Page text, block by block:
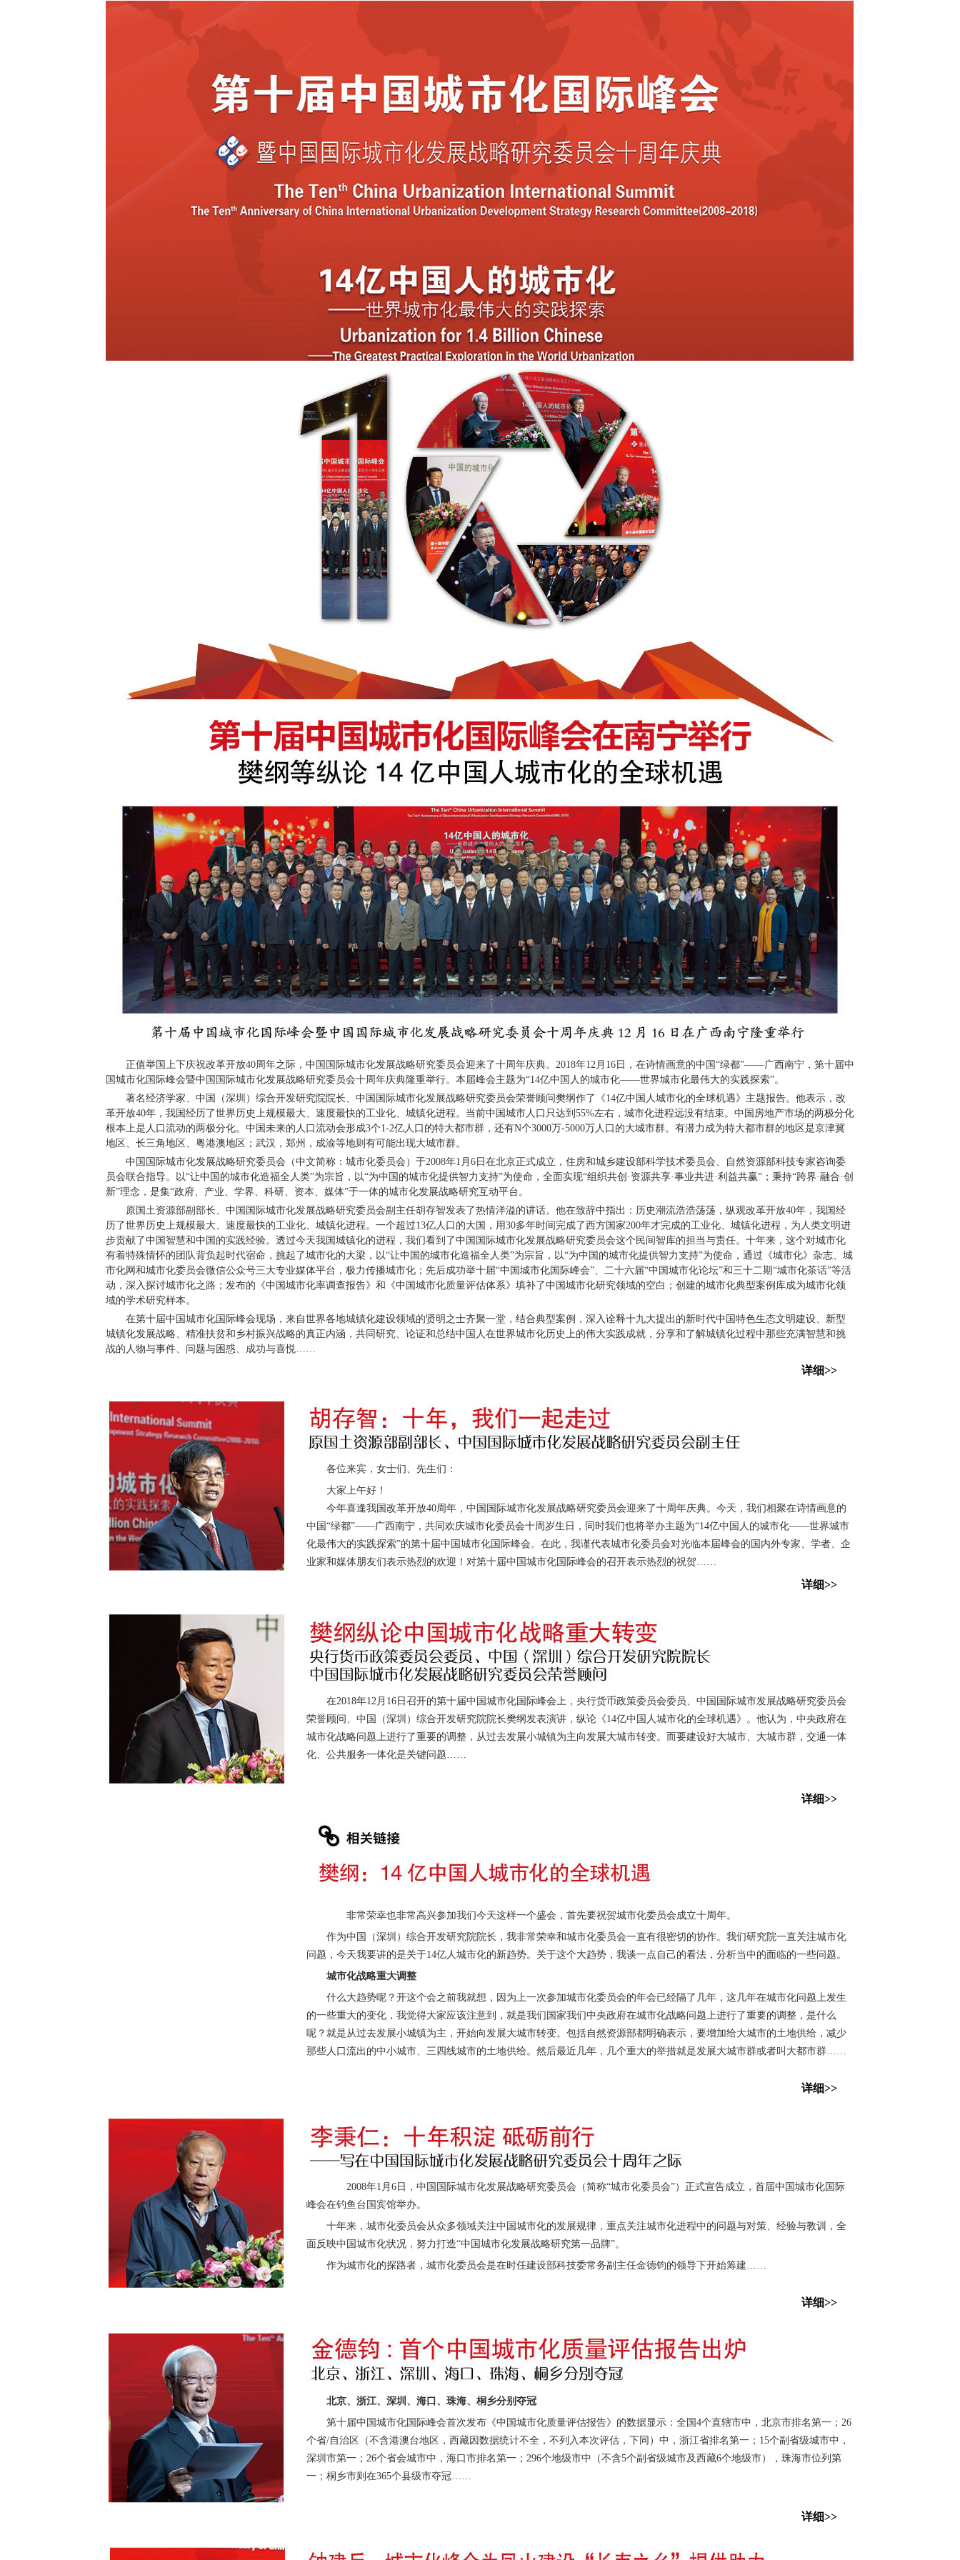
正值举国上下庆祝改革开放40周年之际，中国国际城市化发展战略研究委员会迎来了十周年庆典。2018年12月16日，在诗情画意的中国“绿都”——广西南宁，第十届中
国城市化国际峰会暨中国国际城市化发展战略研究委员会十周年庆典隆重举行。本届峰会主题为“14亿中国人的城市化——世界城市化最伟大的实践探索”。
著名经济学家、中国（深圳）综合开发研究院院长、中国国际城市化发展战略研究委员会荣誉顾问樊纲作了《14亿中国人城市化的全球机遇》主题报告。他表示，改
革开放40年，我国经历了世界历史上规模最大、速度最快的工业化、城镇化进程。当前中国城市人口只达到55%左右，城市化进程远没有结束。中国房地产市场的两极分化
根本上是人口流动的两极分化。中国未来的人口流动会形成3个1-2亿人口的特大都市群，还有N个3000万-5000万人口的大城市群。有潜力成为特大都市群的地区是京津冀
地区、长三角地区、粤港澳地区；武汉，郑州，成渝等地则有可能出现大城市群。
中国国际城市化发展战略研究委员会（中文简称：城市化委员会）于2008年1月6日在北京正式成立，住房和城乡建设部科学技术委员会、自然资源部科技专家咨询委
员会联合指导。以“让中国的城市化造福全人类”为宗旨，以“为中国的城市化提供智力支持”为使命，全面实现“组织共创·资源共享·事业共进·利益共赢”；秉持“跨界·融合·创
新”理念，是集“政府、产业、学界、科研、资本、媒体”于一体的城市化发展战略研究互动平台。
原国土资源部副部长、中国国际城市化发展战略研究委员会副主任胡存智发表了热情洋溢的讲话。他在致辞中指出：历史潮流浩浩荡荡，纵观改革开放40年，我国经
历了世界历史上规模最大、速度最快的工业化、城镇化进程。一个超过13亿人口的大国，用30多年时间完成了西方国家200年才完成的工业化、城镇化进程，为人类文明进
步贡献了中国智慧和中国的实践经验。透过今天我国城镇化的进程，我们看到了中国国际城市化发展战略研究委员会这个民间智库的担当与责任。十年来，这个对城市化
有着特殊情怀的团队背负起时代宿命，挑起了城市化的大梁，以“让中国的城市化造福全人类”为宗旨，以“为中国的城市化提供智力支持”为使命，通过《城市化》杂志、城
市化网和城市化委员会微信公众号三大专业媒体平台，极力传播城市化；先后成功举十届“中国城市化国际峰会”、二十六届“中国城市化论坛”和三十二期“城市化茶话”等活
动，深入探讨城市化之路；发布的《中国城市化率调查报告》和《中国城市化质量评估体系》填补了中国城市化研究领域的空白；创建的城市化典型案例库成为城市化领
域的学术研究样本。
在第十届中国城市化国际峰会现场，来自世界各地城镇化建设领域的贤明之士齐聚一堂，结合典型案例，深入诠释十九大提出的新时代中国特色生态文明建设、新型
城镇化发展战略、精准扶贫和乡村振兴战略的真正内涵，共同研究、论证和总结中国人在世界城市化历史上的伟大实践成就，分享和了解城镇化过程中那些充满智慧和挑
战的人物与事件、问题与困惑、成功与喜悦……
详细>>
各位来宾，女士们、先生们：
大家上午好！
今年喜逢我国改革开放40周年，中国国际城市化发展战略研究委员会迎来了十周年庆典。今天，我们相聚在诗情画意的
中国“绿都”——广西南宁，共同欢庆城市化委员会十周岁生日，同时我们也将举办主题为“14亿中国人的城市化——世界城市
化最伟大的实践探索”的第十届中国城市化国际峰会。在此，我谨代表城市化委员会对光临本届峰会的国内外专家、学者、企
业家和媒体朋友们表示热烈的欢迎！对第十届中国城市化国际峰会的召开表示热烈的祝贺……
详细>>
在2018年12月16日召开的第十届中国城市化国际峰会上，央行货币政策委员会委员、中国国际城市发展战略研究委员会
荣誉顾问、中国（深圳）综合开发研究院院长樊纲发表演讲，纵论《14亿中国人城市化的全球机遇》。他认为，中央政府在
城市化战略问题上进行了重要的调整，从过去发展小城镇为主向发展大城市转变。而要建设好大城市、大城市群，交通一体
化、公共服务一体化是关键问题……
详细>>
非常荣幸也非常高兴参加我们今天这样一个盛会，首先要祝贺城市化委员会成立十周年。
作为中国（深圳）综合开发研究院院长，我非常荣幸和城市化委员会一直有很密切的协作。我们研究院一直关注城市化
问题，今天我要讲的是关于14亿人城市化的新趋势。关于这个大趋势，我谈一点自己的看法，分析当中的面临的一些问题。
城市化战略重大调整
什么大趋势呢？开这个会之前我就想，因为上一次参加城市化委员会的年会已经隔了几年，这几年在城市化问题上发生
的一些重大的变化，我觉得大家应该注意到，就是我们国家我们中央政府在城市化战略问题上进行了重要的调整，是什么
呢？就是从过去发展小城镇为主，开始向发展大城市转变。包括自然资源部都明确表示，要增加给大城市的土地供给，减少
那些人口流出的中小城市、三四线城市的土地供给。然后最近几年，几个重大的举措就是发展大城市群或者叫大都市群……
详细>>
2008年1月6日，中国国际城市化发展战略研究委员会（简称“城市化委员会”）正式宣告成立，首届中国城市化国际
峰会在钓鱼台国宾馆举办。
十年来，城市化委员会从众多领域关注中国城市化的发展规律，重点关注城市化进程中的问题与对策、经验与教训，全
面反映中国城市化状况，努力打造“中国城市化发展战略研究第一品牌”。
作为城市化的探路者，城市化委员会是在时任建设部科技委常务副主任金德钧的领导下开始筹建……
详细>>
北京、浙江、深圳、海口、珠海、桐乡分别夺冠
第十届中国城市化国际峰会首次发布《中国城市化质量评估报告》的数据显示：全国4个直辖市中，北京市排名第一；26
个省/自治区（不含港澳台地区，西藏因数据统计不全，不列入本次评估，下同）中，浙江省排名第一；15个副省级城市中，
深圳市第一；26个省会城市中，海口市排名第一；296个地级市中（不含5个副省级城市及西藏6个地级市），珠海市位列第
一；桐乡市则在365个县级市夺冠……
详细>>